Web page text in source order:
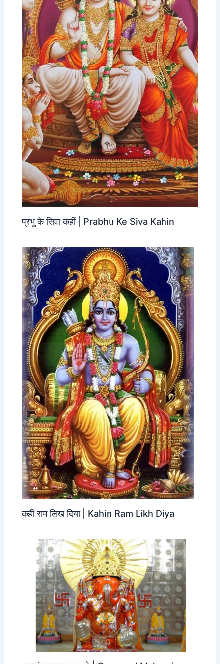
प्रभु के सिवा कहीं | Prabhu Ke Siva Kahin
कही राम लिख दिया | Kahin Ram Likh Diya